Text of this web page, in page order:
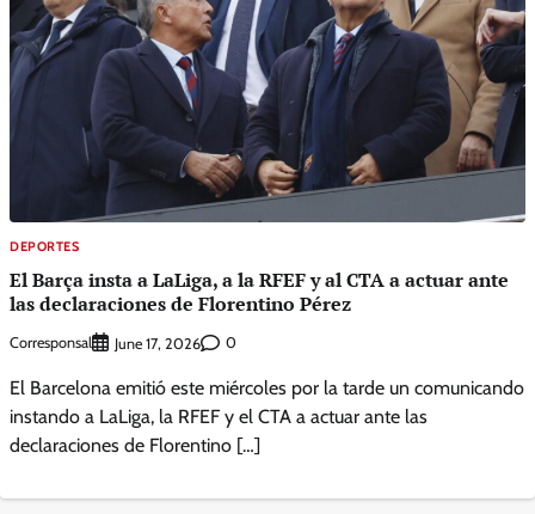
DEPORTES
El Barça insta a LaLiga, a la RFEF y al CTA a actuar ante
las declaraciones de Florentino Pérez
Corresponsal June 17, 2026 0
El Barcelona emitió este miércoles por la tarde un comunicando
instando a LaLiga, la RFEF y el CTA a actuar ante las
declaraciones de Florentino […]